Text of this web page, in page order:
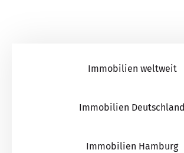
Immobilien weltweit
Immobilien Deutschland
Immobilien Hamburg